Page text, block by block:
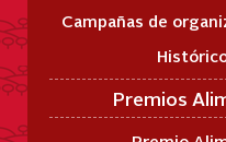
Campañas de
Premios